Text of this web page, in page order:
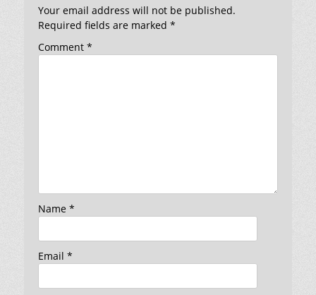
Your email address will not be published.
Required fields are marked *
Comment *
Name *
Email *